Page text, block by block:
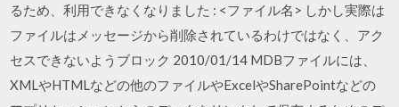
るため、利用できなくなりました : <ファイル名> しかし実際は
ファイルはメッセージから削除されているわけではなく、アク
セスできないようブロック 2010/01/14 MDBファイルには、
XMLやHTMLなどの他のファイルやExcelやSharePointなどの